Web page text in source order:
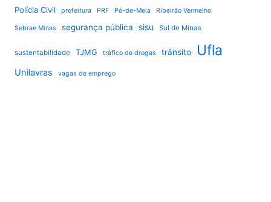
Polícia Civil
prefeitura PRF Pé-de-Meia Ribeirão Vermelho
Sebrae Minas segurança pública sisu Sul de Minas
sustentabilidade TJMG tráfico de drogas trânsito Ufla
Unilavras vagas de emprego